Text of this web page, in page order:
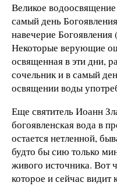
Великое
самый день
навечерие
Некоторые верующие
освященная в эти дни,
сочельник и в самый
освящении воды
Еще святитель Иоанн
богоявленская вода в
остается нетленной,
будто бы сию только
живого источника. Вот
которое и сейчас